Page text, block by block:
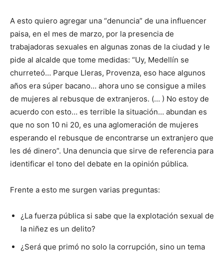
A esto quiero agregar una “denuncia” de una influencer
paisa, en el mes de marzo, por la presencia de
trabajadoras sexuales en algunas zonas de la ciudad y le
pide al alcalde que tome medidas: “Uy, Medellín se
churreteó… Parque Lleras, Provenza, eso hace algunos
años era súper bacano… ahora uno se consigue a miles
de mujeres al rebusque de extranjeros. (… ) No estoy de
acuerdo con esto… es terrible la situación… abundan es
que no son 10 ni 20, es una aglomeración de mujeres
esperando el rebusque de encontrarse un extranjero que
les dé dinero”. Una denuncia que sirve de referencia para
identificar el tono del debate en la opinión pública.
Frente a esto me surgen varias preguntas:
¿La fuerza pública si sabe que la explotación sexual de
la niñez es un delito?
¿Será que primó no solo la corrupción, sino un tema